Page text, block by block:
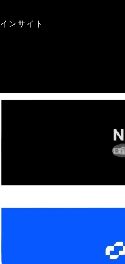
インサイト